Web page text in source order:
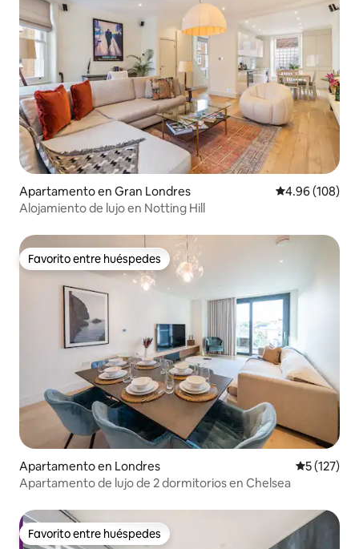
Apartamento en Gran Londres Calificación
4.96 (108)
Alojamiento de lujo en Notting Hill
Favorito entre huéspedes
Favorito entre huéspedes
Apartamento en Londres
5 (127)
Apartamento de lujo de 2 dormitorios en Chelsea
Favorito entre huéspedes
Favorito entre huéspedes